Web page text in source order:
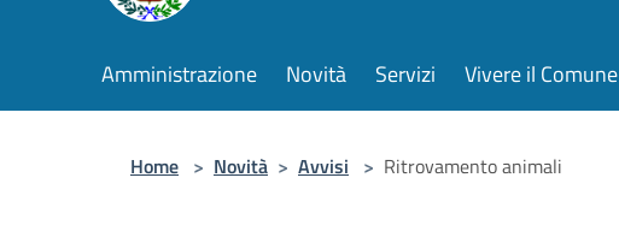
Amministrazione Novità Servizi Vivere il Comune
Home > Novità > Avvisi > Ritrovamento animali